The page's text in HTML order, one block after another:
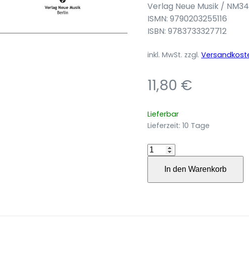
Verlag Neue Musik /
ISMN: 9790203255116
ISBN: 9783733327712
inkl. MwSt. zzgl.
11,80 €
Lieferbar
Lieferzeit: 10 Tage
Bas
für
In den Warenkorb